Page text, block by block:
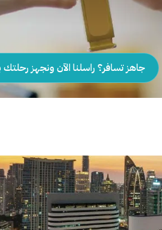
جاهز تسافر؟ راسلنا الآن ونجهز